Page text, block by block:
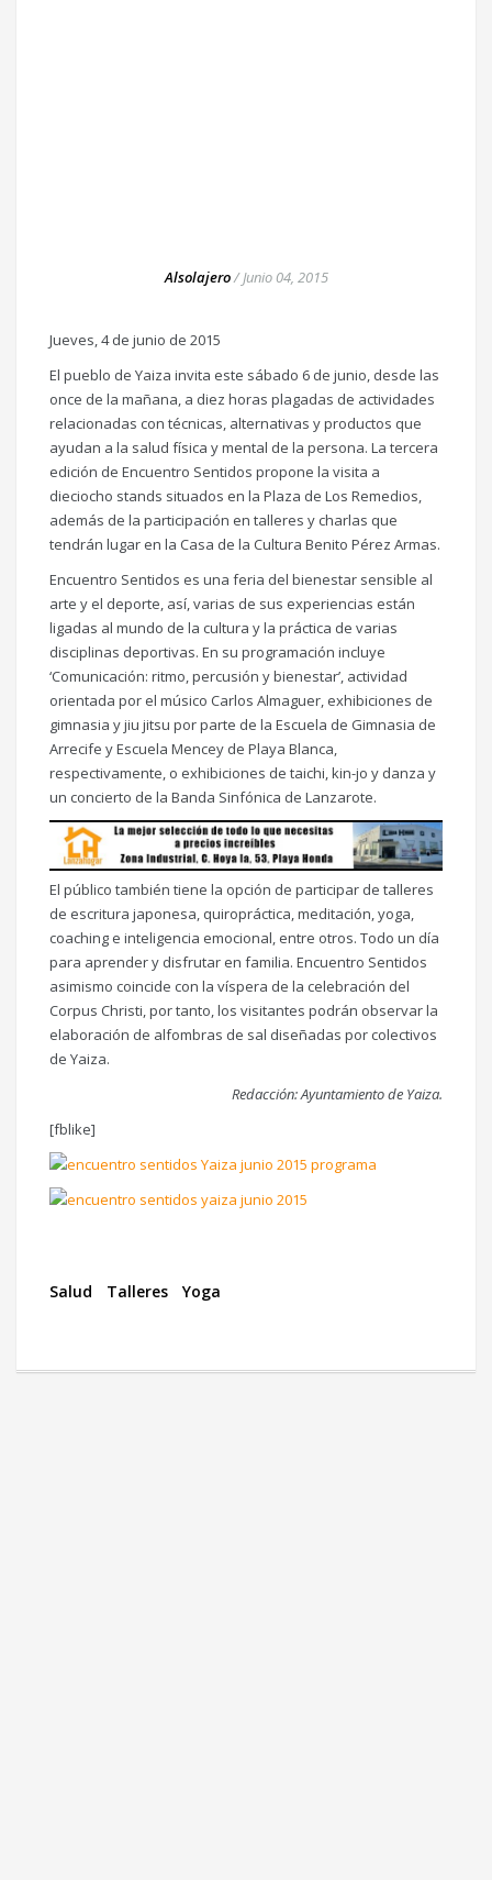
Alsolajero/Junio 04, 2015
Jueves, 4 de junio de 2015
El pueblo de Yaiza invita este sábado 6 de junio, desde las
once de la mañana, a diez horas plagadas de actividades
relacionadas con técnicas, alternativas y productos que
ayudan a la salud física y mental de la persona. La tercera
edición de Encuentro Sentidos propone la visita a
dieciocho stands situados en la Plaza de Los Remedios,
además de la participación en talleres y charlas que
tendrán lugar en la Casa de la Cultura Benito Pérez Armas.
Encuentro Sentidos es una feria del bienestar sensible al
arte y el deporte, así, varias de sus experiencias están
ligadas al mundo de la cultura y la práctica de varias
disciplinas deportivas. En su programación incluye
‘Comunicación: ritmo, percusión y bienestar’, actividad
orientada por el músico Carlos Almaguer, exhibiciones de
gimnasia y jiu jitsu por parte de la Escuela de Gimnasia de
Arrecife y Escuela Mencey de Playa Blanca,
respectivamente, o exhibiciones de taichi, kin-jo y danza y
un concierto de la Banda Sinfónica de Lanzarote.
El público también tiene la opción de participar de talleres
de escritura japonesa, quiropráctica, meditación, yoga,
coaching e inteligencia emocional, entre otros. Todo un día
para aprender y disfrutar en familia. Encuentro Sentidos
asimismo coincide con la víspera de la celebración del
Corpus Christi, por tanto, los visitantes podrán observar la
elaboración de alfombras de sal diseñadas por colectivos
de Yaiza.
Redacción: Ayuntamiento de Yaiza.
[fblike]
Salud Talleres Yoga